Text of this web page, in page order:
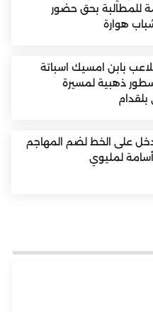
للمطالبة بحق حضور
هوارة
بابن امسيك اسباتة
ذهبية لمسيرة
على الخط لضم المهاجم
لمليوي